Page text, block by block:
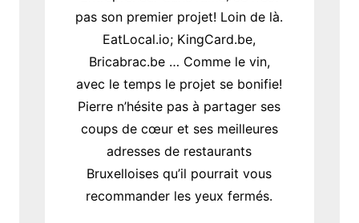
pas son premier projet! Loin de là.
EatLocal.io; KingCard.be,
Bricabrac.be … Comme le vin,
avec le temps le projet se bonifie!
Pierre n’hésite pas à partager ses
coups de cœur et ses meilleures
adresses de restaurants
Bruxelloises qu’il pourrait vous
recommander les yeux fermés.